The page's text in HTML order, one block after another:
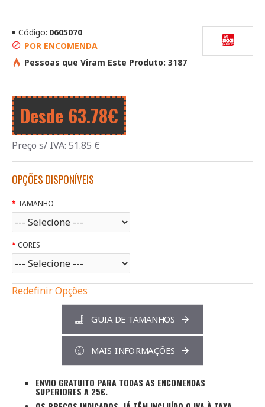
Código: 0605070
POR ENCOMENDA
Pessoas que Viram Este Produto: 3187
Desde 63.78€
Preço s/ IVA: 51.85 €
OPÇÕES DISPONÍVEIS
TAMANHO
CORES
Redefinir Opções
ENVIO GRATUITO PARA TODAS AS ENCOMENDAS
SUPERIORES A 25€.
GUIA DE TAMANHOS
MAIS INFORMAÇÕES